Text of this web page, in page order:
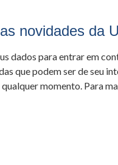
novidades da
dados para entrar em
que podem ser de seu
momento. Para